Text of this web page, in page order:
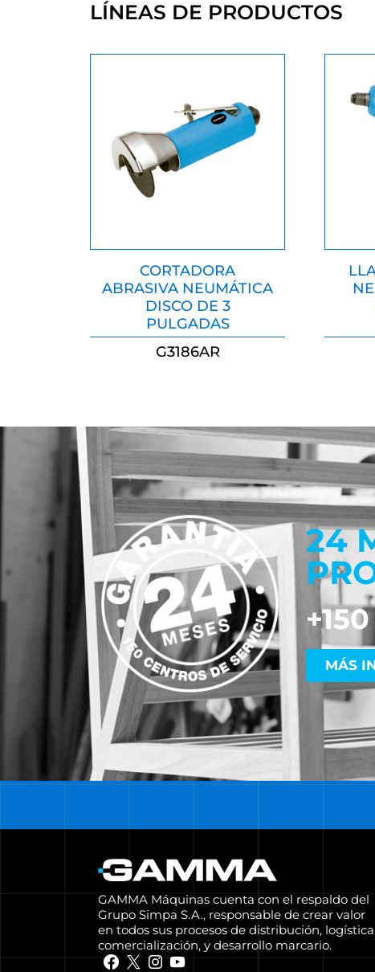
LÍNEAS DE PRODUCTOS
CORTADORA
ABRASIVA NEUMÁTICA
DISCO DE 3
PULGADAS
G3186AR
24
MÁS
GAMMA Máquinas cuenta con el respaldo del
Grupo Simpa S.A., responsable de crear valor
en todos sus procesos de distribución,
comercialización, y desarrollo marcario.